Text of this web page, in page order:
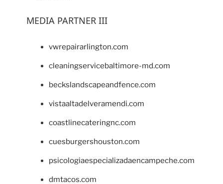
MEDIA PARTNER III
vwrepairarlington.com
cleaningservicebaltimore-md.com
beckslandscapeandfence.com
vistaaltadelveramendi.com
coastlinecateringnc.com
cuesburgershouston.com
psicologiaespecializadaencampeche.com
dmtacos.com